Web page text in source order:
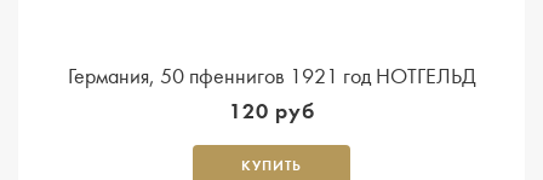
Германия, 50 пфеннигов 1921 год НОТГЕЛЬД
120 руб
КУПИТЬ